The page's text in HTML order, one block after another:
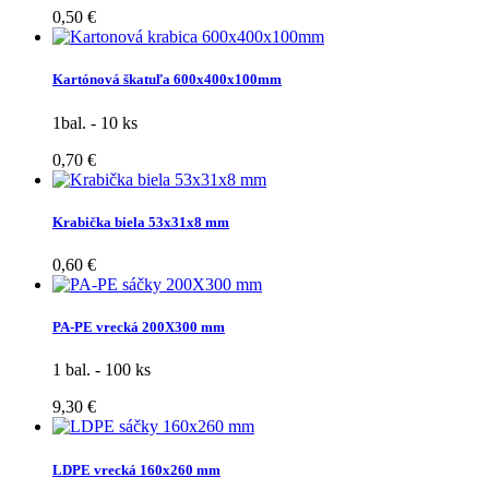
0,50 €
Kartónová škatuľa 600x400x100mm
1bal. - 10 ks
0,70 €
Krabička biela 53x31x8 mm
0,60 €
PA-PE vrecká 200X300 mm
1 bal. - 100 ks
9,30 €
LDPE vrecká 160x260 mm